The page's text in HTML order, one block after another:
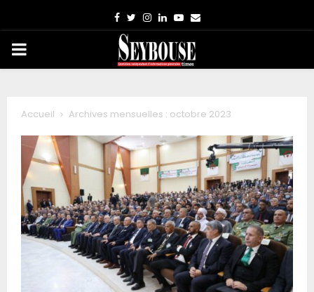
Facebook
TwitterInstagram
LinkedinYoutube
Email
PRIMARY
Accueil Archives mensuelles : octobre 2023